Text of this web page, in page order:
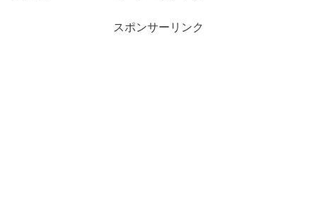
スポンサーリンク